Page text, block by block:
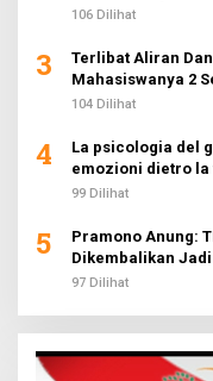
106 Dilihat
3
Terlibat Aliran
Mahasiswanya 2
104 Dilihat
4
La psicologia del
emozioni dietro la
99 Dilihat
5
Pramono Anung:
Dikembalikan Jadi
97 Dilihat